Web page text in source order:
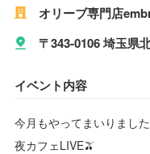
オリーブ専門店
〒343-0106 埼玉県
イベント内容
今月もやってまいりました
夜カフェLIVE🫒